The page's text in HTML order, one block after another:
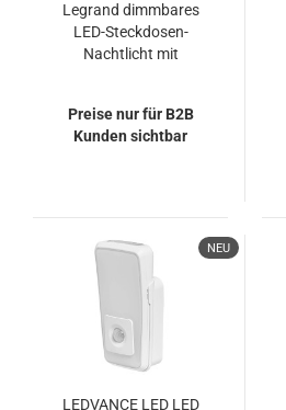
Legrand dimmbares
LED-Steckdosen-
Nachtlicht mit
schaltet Lampe bei
Dunkelheit automatisch
Preise nur für B2B
Kunden sichtbar
NEU
LEDVANCE LED LED